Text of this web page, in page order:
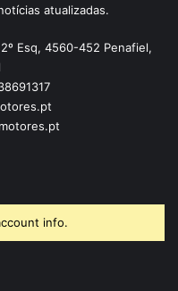
atualizadas.
Esq, 4560-452 Penafiel,
info.